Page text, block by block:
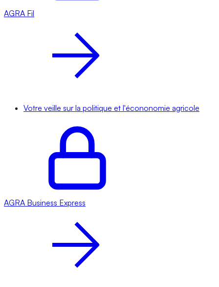
AGRA Fil
Votre veille sur la politique et l'écononomie agricole
AGRA Business Express